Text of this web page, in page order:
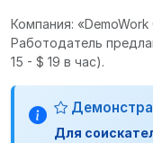
Компания: «DemoWork
Работодатель
15 - $ 19 в час).
Для